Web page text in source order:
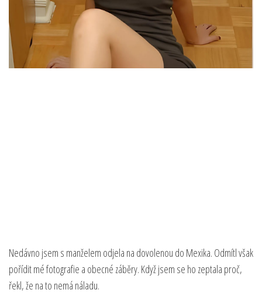
Nedávno jsem s manželem odjela na dovolenou do Mexika. Odmítl však
pořídit mé fotografie a obecné záběry. Když jsem se ho zeptala proč,
řekl, že na to nemá náladu.